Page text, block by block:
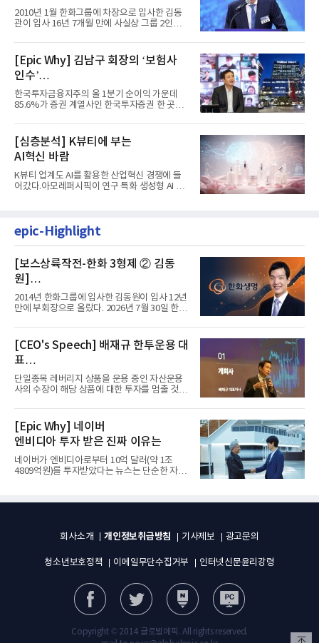
입사 16년 만에 수석부회장 … 경영승
계 ‘초읽기’
2010년 1월 한화그룹에 차장으로 입사한 김동
관이 입사 16년 7개월 만에 사실상 그룹 2인자
[Epic Why] 김남구 회장의 ‘보험사
인수’
발걸음이 신중해진 배경은?
한국투자금융지주의 올 1분기 순이익 가운데
85.6%가 증권 계열사인 한국투자증권 한 곳에
[심층분석] K뷰티에 부는
AI혁신 바람
K뷰티 업계도 AI를 활용한 산업혁신 경쟁에 들
어갔다.아모레퍼시픽이 연구 특화 생성형 AI 플
epic-Highlight
[보스상륙작전-한화 3형제 ② 김동
원]
입사 12년 만에 금융계열 수장 등극
2014년 한화그룹에 입사한 김동원이 입사 12년
만에 부회장으로 올랐다. 2026년 7월 30일 한화
[CEO's Speech] 배재규 한투운용 대
표
“개별종목 레버리지 투자 지금이라도
멈춰라”
단일종목 레버리지 상품을 운용 중인 자산운용
사의 수장이 해당 상품에 대한 투자를 멈출 것을
[Epic Why] 네이버
엔비디아 투자 받은 진짜 이유는
네이버가 엔비디아로부터 10억 달러(약 1조
4809억원)를 투자받았다는 뉴스는 단순한 자금
회사소개 개인정보취급방침 기사제보 광고문의
청소년보호정책 이메일무단수집거부 인터넷신문윤리강령
Copyright © 2014 글로벌에픽. All rights reserved.